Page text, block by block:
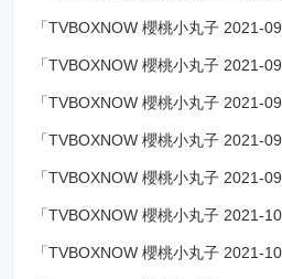
「TVBOXNOW 櫻桃小丸子 2021-
「TVBOXNOW 櫻桃小丸子 2021-
「TVBOXNOW 櫻桃小丸子 2021-
「TVBOXNOW 櫻桃小丸子 2021-
「TVBOXNOW 櫻桃小丸子 2021-
「TVBOXNOW 櫻桃小丸子 2021-
「TVBOXNOW 櫻桃小丸子 2021-